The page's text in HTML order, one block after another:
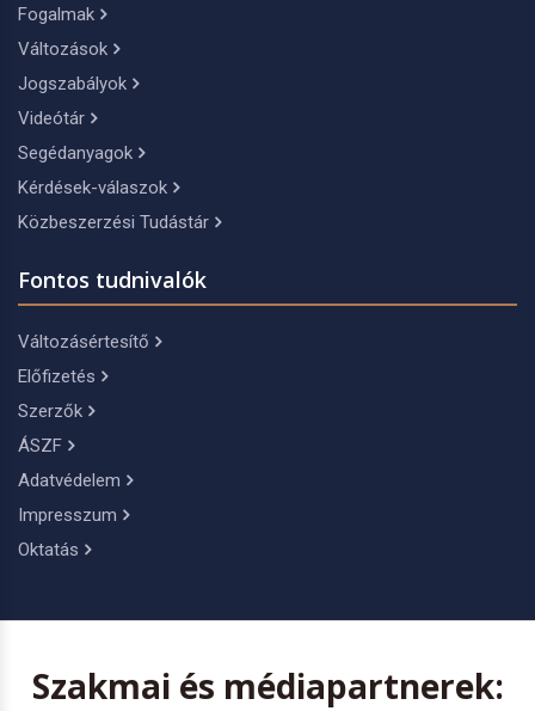
Fogalmak
Változások
Jogszabályok
Videótár
Segédanyagok
Kérdések-válaszok
Közbeszerzési Tudástár
Fontos tudnivalók
Változásértesítő
Előfizetés
Szerzők
ÁSZF
Adatvédelem
Impresszum
Oktatás
Szakmai és médiapartnerek: